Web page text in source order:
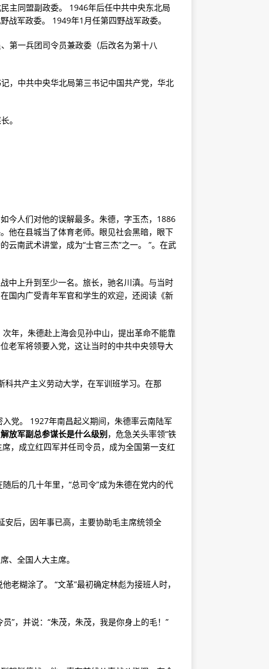
主同盟副政委。 1946年后任中共中央东北局
战军政委。 1949年1月任第四野战军政委。
第一兵团司令员兼政委（后改名为第十八
，中共中央华北局第三书记中国共产党，华北
。
今人们对他的误解最多。朱德，字玉杰，1886
他在县城当了体育老师。眼见社会黑暗，眼下
云南武术讲堂，成为“士官三杰”之一。 ”。在武
中上升到至少一名。旅长，驰名川滇。与当时
国内广受青年军官和学生的欢迎，还阅读《新
年，朱德赴上海会见孙中山，提出革命不能靠
老军将领要入党，这让当时的中共中央领导大
共产主义劳动大学，在军训班学习。在那
党。 1927年南昌起义期间，朱德率云南陆军
解放军副总参谋长是什么级别，危急关头率领“铁
，成立红四军并任司令员，成为全国第一支红
后的几十年里，“总司令”成为朱德在党内的代
后，因年事已高，主要协助毛主席统领全
、全国人大主席。
老糊涂了。 “文革”最初确定林彪为接班人时，
”，并说：“朱茂，朱茂，我是你身上的毛！”